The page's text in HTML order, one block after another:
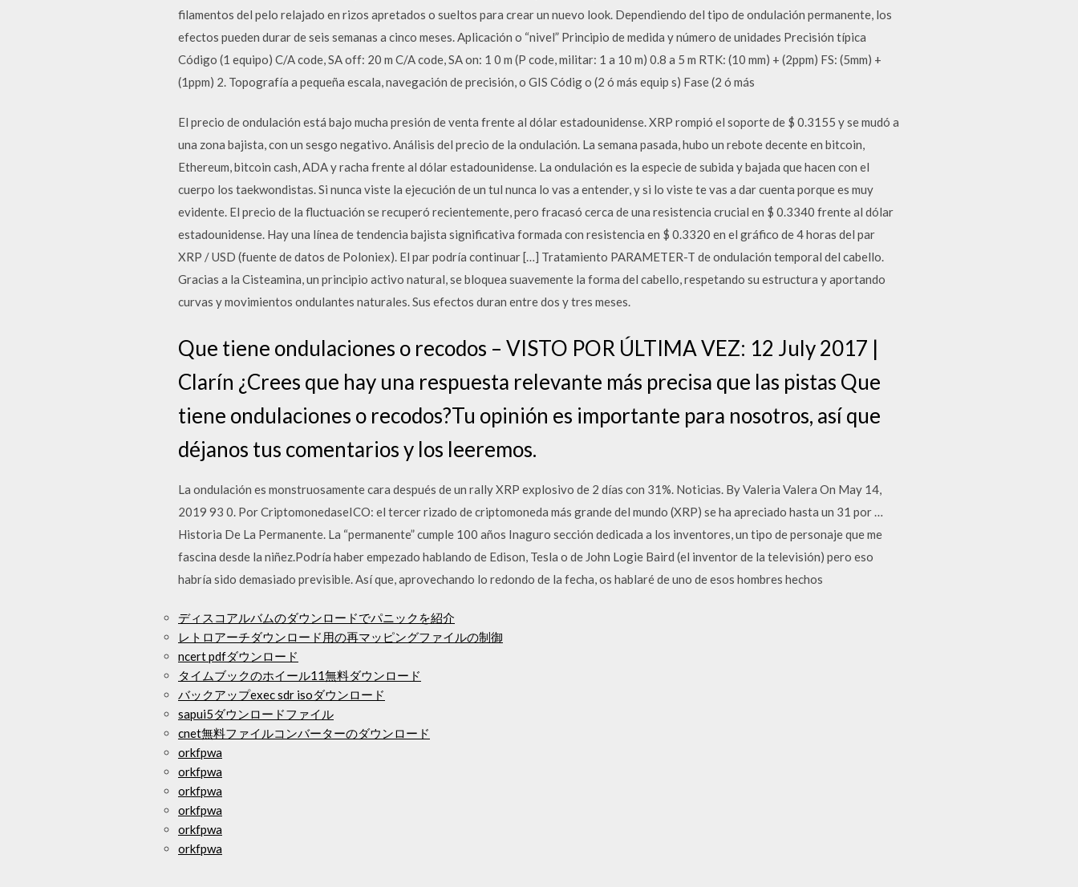
filamentos del pelo relajado en rizos apretados o sueltos para crear un nuevo look. Dependiendo del tipo de ondulación permanente, los
efectos pueden durar de seis semanas a cinco meses. Aplicación o “nivel” Principio de medida y número de unidades Precisión típica
Código (1 equipo) C/A code, SA off: 20 m C/A code, SA on: 1 0 m (P code, militar: 1 a 10 m) 0.8 a 5 m RTK: (10 mm) + (2ppm) FS: (5mm) +
(1ppm) 2. Topografía a pequeña escala, navegación de precisión, o GIS Códig o (2 ó más equip s) Fase (2 ó más
El precio de ondulación está bajo mucha presión de venta frente al dólar estadounidense. XRP rompió el soporte de $ 0.3155 y se mudó a
una zona bajista, con un sesgo negativo. Análisis del precio de la ondulación. La semana pasada, hubo un rebote decente en bitcoin,
Ethereum, bitcoin cash, ADA y racha frente al dólar estadounidense. La ondulación es la especie de subida y bajada que hacen con el
cuerpo los taekwondistas. Si nunca viste la ejecución de un tul nunca lo vas a entender, y si lo viste te vas a dar cuenta porque es muy
evidente. El precio de la fluctuación se recuperó recientemente, pero fracasó cerca de una resistencia crucial en $ 0.3340 frente al dólar
estadounidense. Hay una línea de tendencia bajista significativa formada con resistencia en $ 0.3320 en el gráfico de 4 horas del par
XRP / USD (fuente de datos de Poloniex). El par podría continuar […] Tratamiento PARAMETER-T de ondulación temporal del cabello.
Gracias a la Cisteamina, un principio activo natural, se bloquea suavemente la forma del cabello, respetando su estructura y aportando
curvas y movimientos ondulantes naturales. Sus efectos duran entre dos y tres meses.
Que tiene ondulaciones o recodos – VISTO POR ÚLTIMA VEZ: 12 July 2017 |
Clarín ¿Crees que hay una respuesta relevante más precisa que las pistas Que
tiene ondulaciones o recodos?Tu opinión es importante para nosotros, así que
déjanos tus comentarios y los leeremos.
La ondulación es monstruosamente cara después de un rally XRP explosivo de 2 días con 31%. Noticias. By Valeria Valera On May 14,
2019 93 0. Por CriptomonedaseICO: el tercer rizado de criptomoneda más grande del mundo (XRP) se ha apreciado hasta un 31 por …
Historia De La Permanente. La “permanente” cumple 100 años Inaguro sección dedicada a los inventores, un tipo de personaje que me
fascina desde la niñez.Podría haber empezado hablando de Edison, Tesla o de John Logie Baird (el inventor de la televisión) pero eso
habría sido demasiado previsible. Así que, aprovechando lo redondo de la fecha, os hablaré de uno de esos hombres hechos
ディスコアルバムのダウンロードでパニックを紹介
レトロアーチダウンロード用の再マッピングファイルの制御
ncert pdfダウンロード
タイムブックのホイール11無料ダウンロード
バックアップexec sdr isoダウンロード
sapui5ダウンロードファイル
cnet無料ファイルコンバーターのダウンロード
orkfpwa
orkfpwa
orkfpwa
orkfpwa
orkfpwa
orkfpwa